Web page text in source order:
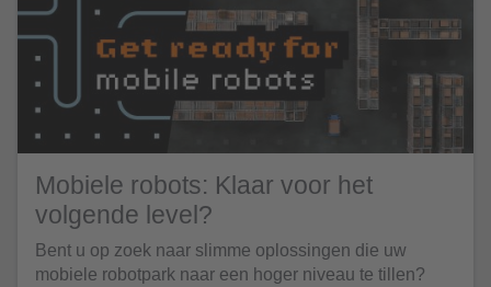
Mobiele robots: Klaar voor het
volgende level?
Bent u op zoek naar slimme oplossingen die uw
mobiele robotpark naar een hoger niveau te tillen?